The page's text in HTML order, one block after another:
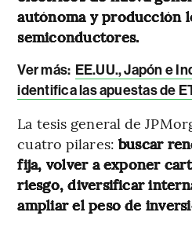
autónoma y producción
semiconductores.
Ver más: EE.UU., Japón e
identifica las apuestas de
La tesis general de
cuatro pilares: buscar
fija, volver a exponer
riesgo, diversificar
ampliar el peso de